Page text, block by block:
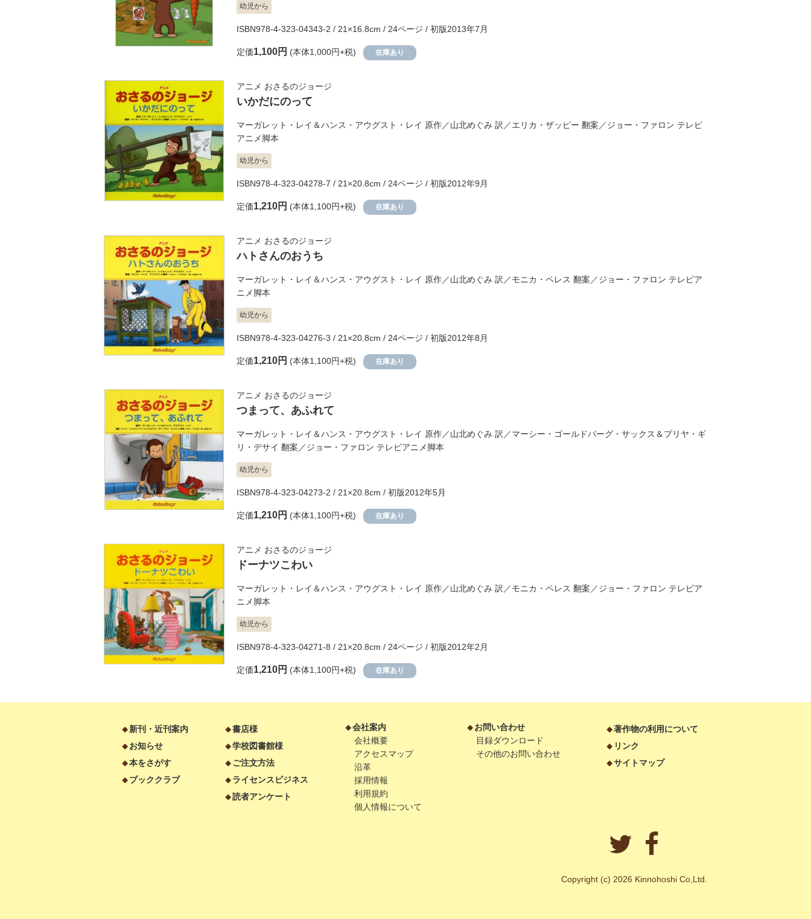
幼児から
ISBN978-4-323-04343-2 / 21×16.8cm / 24ページ / 初版2013年7月
定価1,100円 (本体1,000円+税) 在庫あり
アニメ おさるのジョージ
いかだにのって
マーガレット・レイ＆ハンス・アウグスト・レイ 原作／山北めぐみ 訳／エリカ・ザッピー 翻案／ジョー・ファロン テレビ
アニメ脚本
幼児から
ISBN978-4-323-04278-7 / 21×20.8cm / 24ページ / 初版2012年9月
定価1,210円 (本体1,100円+税) 在庫あり
アニメ おさるのジョージ
ハトさんのおうち
マーガレット・レイ＆ハンス・アウグスト・レイ 原作／山北めぐみ 訳／モニカ・ペレス 翻案／ジョー・ファロン テレビア
ニメ脚本
幼児から
ISBN978-4-323-04276-3 / 21×20.8cm / 24ページ / 初版2012年8月
定価1,210円 (本体1,100円+税) 在庫あり
アニメ おさるのジョージ
つまって、あふれて
マーガレット・レイ＆ハンス・アウグスト・レイ 原作／山北めぐみ 訳／マーシー・ゴールドバーグ・サックス＆プリヤ・ギ
リ・デサイ 翻案／ジョー・ファロン テレビアニメ脚本
幼児から
ISBN978-4-323-04273-2 / 21×20.8cm / 初版2012年5月
定価1,210円 (本体1,100円+税) 在庫あり
アニメ おさるのジョージ
ドーナツこわい
マーガレット・レイ＆ハンス・アウグスト・レイ 原作／山北めぐみ 訳／モニカ・ペレス 翻案／ジョー・ファロン テレビア
ニメ脚本
幼児から
ISBN978-4-323-04271-8 / 21×20.8cm / 24ページ / 初版2012年2月
定価1,210円 (本体1,100円+税) 在庫あり
新刊・近刊案内
お知らせ
本をさがす
ブッククラブ
書店様
学校図書館様
ご注文方法
ライセンスビジネス
読者アンケート
会社案内
会社概要
アクセスマップ
沿革
採用情報
利用規約
個人情報について
お問い合わせ
目録ダウンロード
その他のお問い合わせ
著作物の利用について
リンク
サイトマップ
Copyright (c) 2026 Kinnohoshi Co,Ltd.